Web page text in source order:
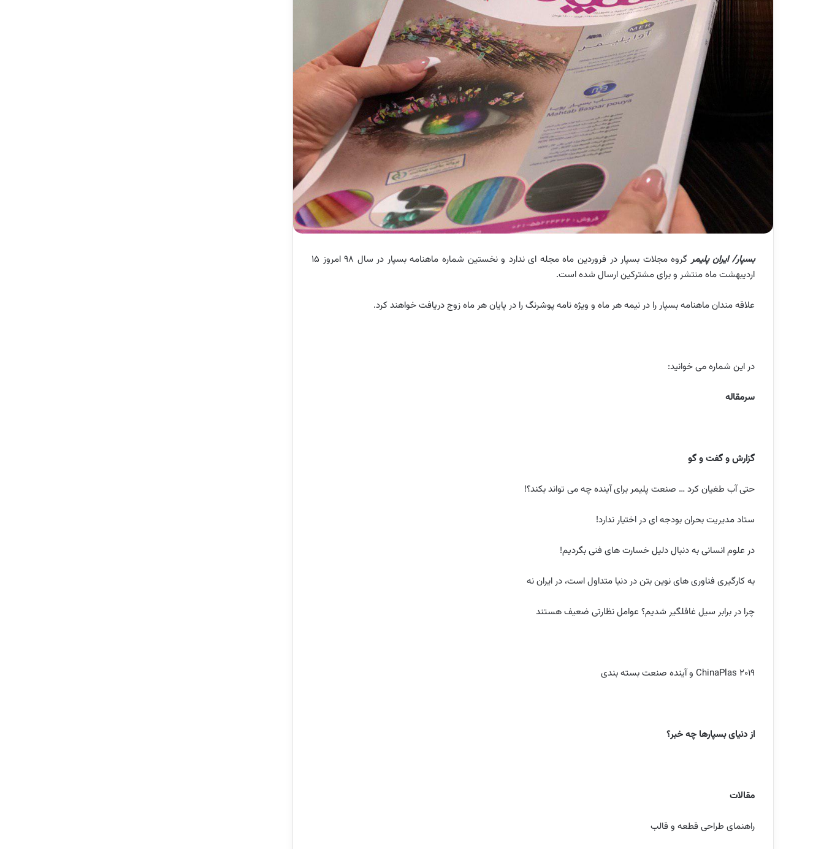
بسپار/ ایران پلیمر
گروه مجلات بسپار در فروردین ماه مجله ای ندارد و نخستین شماره ماهنامه بسپار در سال 98 امروز 15
اردیبهشت ماه منتشر و برای مشترکین ارسال شده است.
علاقه مندان ماهنامه بسپار را در نیمه هر ماه و ویژه نامه پوشرنگ را در پایان هر ماه زوج دریافت خواهند کرد.
در این شماره می خوانید:
سرمقاله
گزارش و گفت و گو
حتی آب طغیان کرد … صنعت پلیمر برای آینده چه می تواند بکند؟!
ستاد مدیریت بحران بودجه ای در اختیار ندارد!
در علوم انسانی به دنبال دلیل خسارت های فنی بگردیم!
به کارگیری فناوری های نوین بتن در دنیا متداول است، در ایران نه
چرا در برابر سیل غافلگیر شدیم؟ عوامل نظارتی ضعیف هستند
ChinaPlas 2019 و آینده صنعت بسته بندی
از دنیای بسپارها چه خبر؟
مقالات
راهنمای طراحی قطعه و قالب